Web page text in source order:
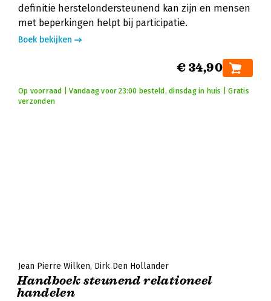
definitie herstelondersteunend kan zijn en mensen
met beperkingen helpt bij participatie.
Boek bekijken
€ 34,90
Op voorraad | Vandaag voor 23:00 besteld, dinsdag in huis | Gratis
verzonden
Jean Pierre Wilken Dirk Den Hollander
Handboek steunend relationeel
handelen